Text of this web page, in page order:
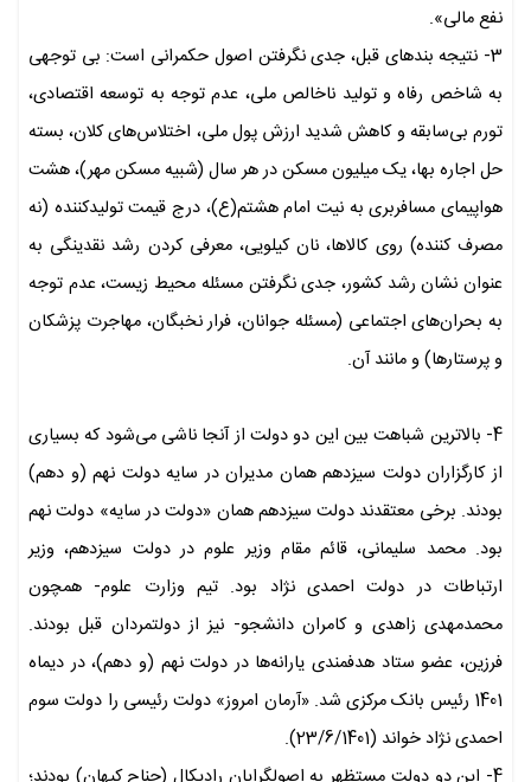
نفع مالی».
3- نتیجه بندهای قبل، جدی نگرفتن اصول حکمرانی است: بی توجهی
به شاخص رفاه و تولید ناخالص ملی، عدم توجه به توسعه اقتصادی،
تورم بی‌سابقه و کاهش شدید ارزش پول ملی، اختلاس‌های کلان، بسته
حل اجاره بها، یک میلیون مسکن در هر سال (شبیه مسکن مهر)، هشت
هواپیمای مسافربری به نیت امام هشتم(ع)، درج قیمت تولیدکننده (نه
مصرف کننده) روی کالاها، نان کیلویی، معرفی کردن رشد نقدینگی به
عنوان نشان رشد کشور، جدی نگرفتن مسئله محیط زیست، عدم توجه
به بحران‌های اجتماعی (مسئله جوانان، فرار نخبگان، مهاجرت پزشکان
و پرستارها) و مانند آن.
4- بالاترین شباهت بین این دو دولت از آنجا ناشی می‌شود که بسیاری
از کارگزاران دولت سیزدهم همان مدیران در سایه دولت نهم (و دهم)
بودند. برخی معتقدند دولت سیزدهم همان «دولت در سایه» دولت نهم
بود. محمد سلیمانی، قائم مقام وزیر علوم در دولت سیزدهم، وزیر
ارتباطات در دولت احمدی نژاد بود. تیم وزارت علوم- همچون
محمدمهدی زاهدی و کامران دانشجو- نیز از دولتمردان قبل بودند.
فرزین، عضو ستاد هدفمندی یارانه‌ها در دولت نهم (و دهم)، در دیماه
1401 رئیس بانک مرکزی شد. «آرمان امروز» دولت رئیسی را دولت سوم
احمدی نژاد خواند (23/6/1401).